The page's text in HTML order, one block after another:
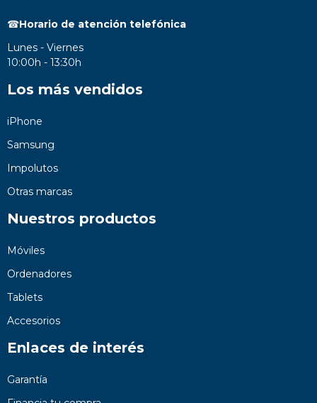
☎Horario de atención telefónica
Lunes - Viernes
10:00h - 13:30h
Los más vendidos
iPhone
Samsung
Impolutos
Otras marcas
Nuestros productos
Móviles
Ordenadores
Tablets
Accesorios
Enlaces de interés
Garantía